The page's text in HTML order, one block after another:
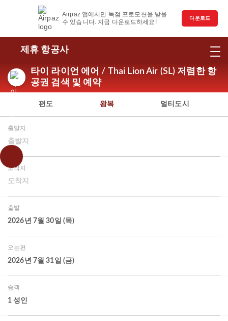
Airpaz 앱에서만 독점 프로모션을 받을
수 있습니다. 지금 다운로드하세요!
다운로드
제휴 항공사
타이 라이언 에어 / Thai Lion Air (SL) 저렴한 항
공권 검색 및 예약
편도 왕복 멀티도시
출발지
출발지
도착지
도착지
출발
2026년 7월 30일 (목)
오는편
2026년 7월 31일 (금)
승객
1 성인